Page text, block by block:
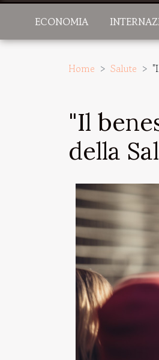
ECONOMIA
Home Salute
"Il
della